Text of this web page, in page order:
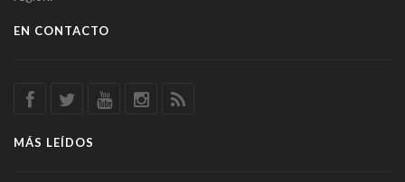
EN CONTACTO
MÁS LEÍDOS